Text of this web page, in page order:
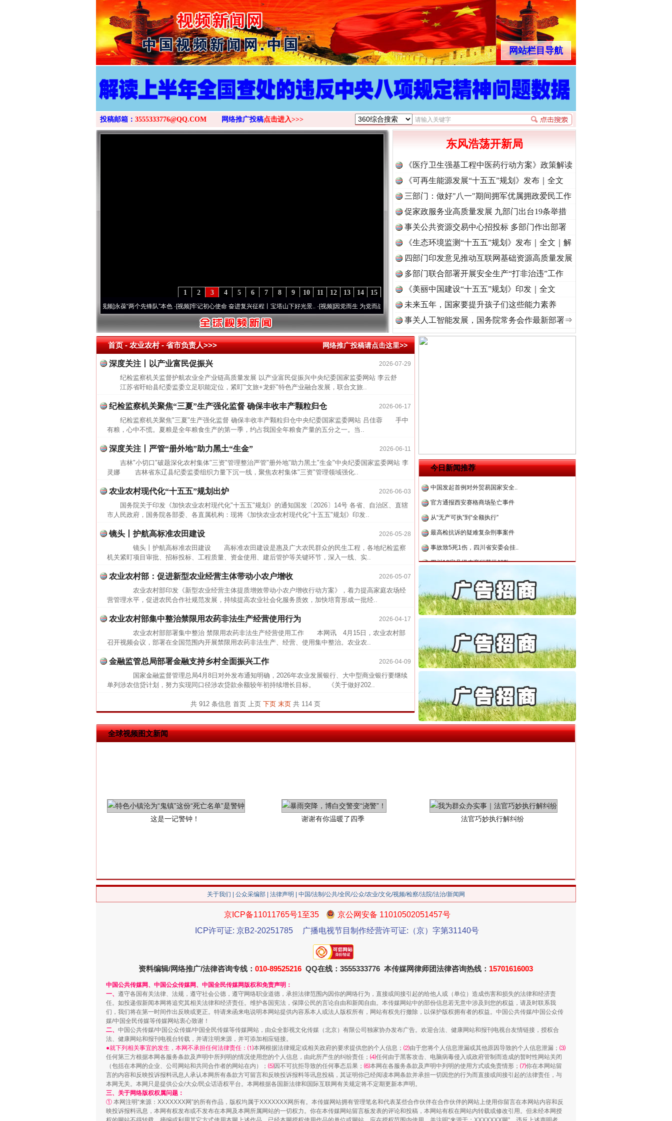
>
网站栏目导航
投稿邮箱： 3555333776@QQ.COM 网络推广投稿点击进入>>>
15
14
13
12
11
10
9
8
7
6
5
4
3
2
1
永葆“两个先锋队”本色·[视频] 牢记初心使命 奋进复兴征程丨宝塔山下好光景..·[视频] 因党而生 为党而战——百年“纪”事⑧加强纪律.. ·[视频]牢记初心使命 奋进复兴征程丨“转折之城”激荡..
东风浩荡开新局
《医疗卫生强基工程中医药行动方案》政策解读
《可再生能源发展“十五五”规划》发布｜全文
三部门：做好"八一"期间拥军优属拥政爱民工作
促家政服务业高质量发展 九部门出台19条举措
事关公共资源交易中心招投标 多部门作出部署
《生态环境监测“十五五”规划》发布｜全文｜解
读
四部门印发意见推动互联网基础资源高质量发展
多部门联合部署开展安全生产“打非治违”工作
《美丽中国建设“十五五”规划》印发｜全文
未来五年，国家要提升孩子们这些能力素养
事关人工智能发展，国务院常务会作最新部署⇒
首页- 农业农村 -省市负责人>>> 网络推广投稿请点击这里>>
2026-07-29
深度关注丨以产业富民促振兴
纪检监察机关监督护航农业全产业链高质量发展 以产业富民促振兴中央纪委国家监委网站 李云舒
江苏省盱眙县纪委监委立足职能定位，紧盯"文旅+龙虾"特色产业融合发展，联合文旅..
2026-06-17
纪检监察机关聚焦“三夏”生产强化监督 确保丰收丰产颗粒归仓
纪检监察机关聚焦"三夏"生产强化监督 确保丰收丰产颗粒归仓中央纪委国家监委网站 吕佳蓉 手中
有粮，心中不慌。夏粮是全年粮食生产的第一季，约占我国全年粮食产量的五分之一。当..
2026-06-11
深度关注丨严管“册外地”助力黑土“生金”
吉林"小切口"破题深化农村集体"三资"管理整治严管"册外地"助力黑土"生金"中央纪委国家监委网站 李
灵娜 吉林省东辽县纪委监委组织力量下沉一线，聚焦农村集体"三资"管理领域强化..
2026-06-03
农业农村现代化“十五五”规划出炉
国务院关于印发《加快农业农村现代化"十五五"规划》的通知国发〔2026〕14号 各省、自治区、直辖
市人民政府，国务院各部委、各直属机构：现将《加快农业农村现代化"十五五"规划》印发..
2026-05-28
镜头丨护航高标准农田建设
镜头丨护航高标准农田建设 高标准农田建设是惠及广大农民群众的民生工程，各地纪检监察
机关紧盯项目审批、招标投标、工程质量、资金使用、建后管护等关键环节，深入一线、实..
2026-05-07
农业农村部：促进新型农业经营主体带动小农户增收
农业农村部印发《新型农业经营主体提质增效带动小农户增收行动方案》，着力提高家庭农场经
营管理水平，促进农民合作社规范发展，持续提高农业社会化服务质效，加快培育形成一批经..
2026-04-17
农业农村部集中整治禁限用农药非法生产经营使用行为
农业农村部部署集中整治 禁限用农药非法生产经营使用工作 本网讯 4月15日，农业农村部
召开视频会议，部署在全国范围内开展禁限用农药非法生产、经营、使用集中整治。农业农..
2026-04-09
金融监管总局部署金融支持乡村全面振兴工作
国家金融监督管理总局4月8日对外发布通知明确，2026年农业发展银行、大中型商业银行要继续
单列涉农信贷计划，努力实现同口径涉农贷款余额较年初持续增长目标。 《关于做好202..
共 912 条信息 首页 上页 下页 末页 共 114 页
今日新闻推荐
中方对6家美国实体采取反制措..
中国发起首例对外贸易国家安全..
官方通报西安赛格商场坠亡事件
从“无产可执”到“全额执行”
最高检抗诉的疑难复杂刑事案件
事故致5死1伤，四川省安委会挂..
四川10家县级农商行获批解散
半生相守，一别两宽：这场老年..
一纸欠条伤亲情 巡回调解促和..
26万保费，离婚时为何要分走一..
杨天誉，不得录用为公务员
四川省公安厅征集新型黑恶违法..
中方对6家美国实体采取反制措..
中国发起首例对外贸易国家安全..
官方通报西安赛格商场坠亡事件
从“无产可执”到“全额执行”
最高检抗诉的疑难复杂刑事案件
事故致5死1伤，四川省安委会挂..
全球视频图文新闻
网上购药对药下症？
“神药”背后的真相
这是一记警钟！ 谢谢有你温暖了四季 法官巧妙执行解纠纷
今年投资意愿榜揭晓
习近平的博鳌关键词
魏明亮严重违纪违法案透视
关于我们 公众采编部 法律声明 | 中国/法制/公共/全民/公众/农业/文化/视频/检察/法院/法治/新闻网
京ICP备11011765号1至35
京公网安备 11010502051457号
ICP许可证: 京B2-20251785
广播电视节目制作经营许可证:（京）字第31140号
资料编辑/网络推广/法律咨询专线： 010-89525216 QQ在线：3555333776 本传媒网律师团法律咨询热线： 15701616003
中国公共传媒网、中国公众传媒网、中国全民传媒网版权和免责声明：
一、 遵守各国有关法律、法规，遵守社会公德，遵守网络职业道德，承担法律范围内因你的网络行为，直接或间接引起的给他人或（单位）造成伤害和损失的法律和经济责
任。如投递假新闻本网将追究其相关法律和经济责任。维护各国宪法，保障公民的言论自由和新闻自由。本传媒网站中的部份信息若无意中涉及到您的权益，请及时联系我
们，我们将在第一时间作出反映或更正。特请来函来电说明本网站提供内容系本人或法人版权所有，网站有权先行撤除，以保护版权拥有者的权益。中国公共传媒/中国公众传
媒/中国全民传媒等传媒网站衷心致谢！
二、 中国公共传媒/中国公众传媒/中国全民传媒等传媒网站，由众全影视文化传媒（北京）有限公司独家协办发布广告。欢迎合法、健康网站和报刊电视台友情链接，授权合
法、健康网站和报刊电视台转载，并请注明来源，并可添加相应链接。
●就下列相关事宜的发生，本网不承担任何法律责任：⑴本网根据法律规定或相关政府的要求提供您的个人信息； ⑵由于您将个人信息泄漏或其他原因导致的个人信息泄漏； ⑶
任何第三方根据本网各服务条款及声明中所列明的情况使用您的个人信息，由此所产生的纠纷责任； ⑷任何由于黑客攻击、电脑病毒侵入或政府管制而造成的暂时性网站关闭
（包括在本网的企业、公司网站和共同合作者的网站在内）； ⑸因不可抗拒导致的任何事态后果； ⑹本网在各服务条款及声明中列明的使用方式或免责情形； ⑺你在本网站留
言的内容和反映投诉报料讯息人承认本网所有条款方可留言和反映投诉报料等讯息投稿，其证明你已经阅读本网条款并承担一切因您的行为而直接或间接引起的法律责任，与
本网无关。本网只是提供公众/大众/民众话语权平台。本网根据各国新法律和国际互联网有关规定将不定期更新本声明。
三、关于网络版权权属问题：
① 本网注明“来源：XXXXXXX网”的所有作品，版权均属于XXXXXXX网所有。本传媒网站拥有管理笔名和代表某些合作伙伴在合作伙伴的网站上使用你留言在本网站内容和反
映投诉报料讯息，本网有权发布或不发布在本网及本网所属网站的一切权力。你在本传媒网站留言板发表的评论和投稿，本网站有权在网站内转载或修改引用。但未经本网授